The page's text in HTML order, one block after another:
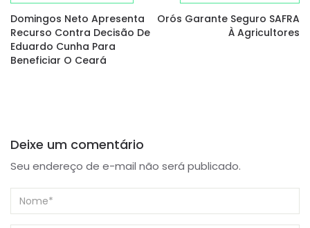
Domingos Neto Apresenta
Recurso Contra Decisão De
Eduardo Cunha Para
Beneficiar O Ceará
Orós Garante Seguro SAFRA
À Agricultores
Deixe um comentário
Seu endereço de e-mail não será publicado.